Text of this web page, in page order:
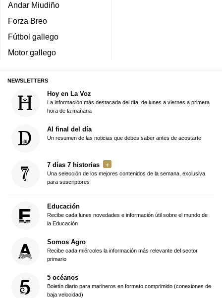
Andar Miudiño
Forza Breo
Fútbol gallego
Motor gallego
NEWSLETTERS
Hoy en La Voz
La información más destacada del día, de lunes a viernes a primera
hora de la mañana
Al final del día
Un resumen de las noticias que debes saber antes de acostarte
7 días 7 historias
Una selección de los mejores contenidos de la semana, exclusiva
para suscriptores
Educación
Recibe cada lunes novedades e información útil sobre el mundo de
la Educación
Somos Agro
Recibe cada miércoles la información más relevante del sector
primario
5 océanos
Boletín diario para marineros en formato comprimido (conexiones de
baja velocidad)